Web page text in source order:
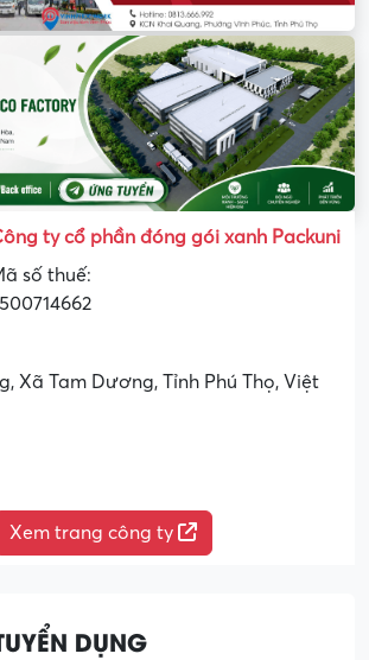
ty cổ phần đóng gói xanh Packuni
số thuế:
Xã Tam Dương, Tỉnh Phú Thọ, Việt
Xem trang công ty
DỤNG